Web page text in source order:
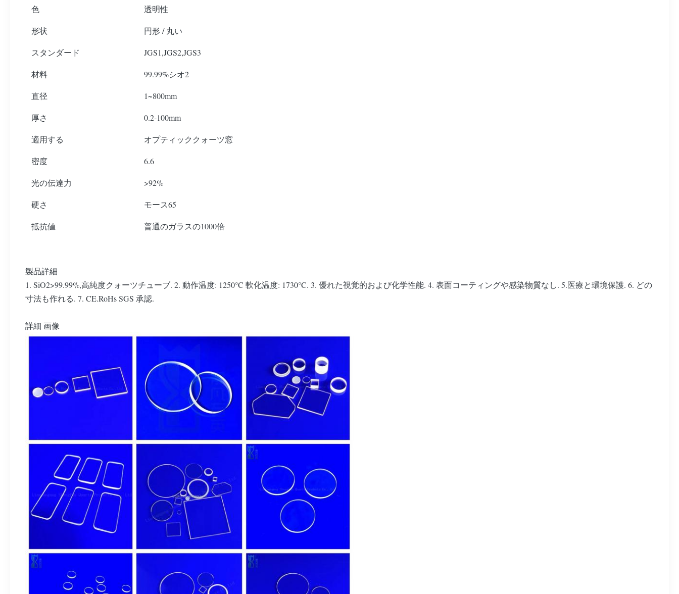
色 透明性
形状 円形 / 丸い
スタンダード JGS1,JGS2,JGS3
材料 99.99%シオ2
直径 1~800mm
厚さ 0.2-100mm
適用する オプティッククォーツ窓
密度 6.6
光の伝達力 >92%
硬さ モース65
抵抗値 普通のガラスの1000倍
製品詳細
1. SiO2>99.99%,高純度クォーツチューブ. 2. 動作温度: 1250°C 軟化温度: 1730°C. 3. 優れた視覚的および化学性能. 4. 表面コーティングや感染物質なし. 5.医療と環境保護. 6. どの
寸法も作れる. 7. CE.RoHs SGS 承認.
詳細 画像